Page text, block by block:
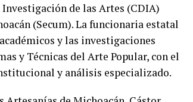
de las Artes (CDIA)
(Secum). La funcionaria estatal
y las investigaciones
y Técnicas del Arte Popular, con el
y análisis especializado.